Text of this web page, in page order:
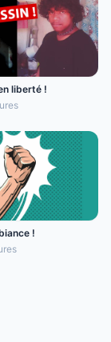
liberté !
!